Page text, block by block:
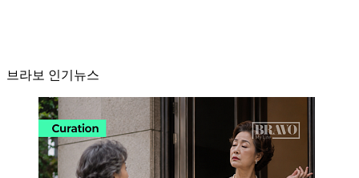
브라보 인기뉴스